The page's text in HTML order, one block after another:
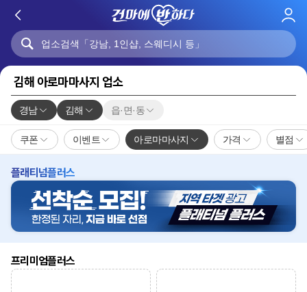
로
김해 아로마마사지 업소
경남 김해 읍·면·동
쿠폰 이벤트 아로마마사지 가격 별점
플래티넘플러스
프리미엄플러스